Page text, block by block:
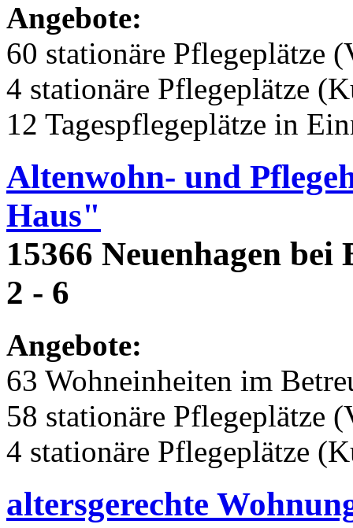
Angebote:
60 stationäre Pflegeplätze
4 stationäre Pflegeplätze
12 Tagespflegeplätze in
Altenwohn- und
Haus"
15366 Neuenhagen
2 - 6
Angebote:
63 Wohneinheiten im
58 stationäre Pflegeplätze
4 stationäre Pflegeplätze
altersgerechte